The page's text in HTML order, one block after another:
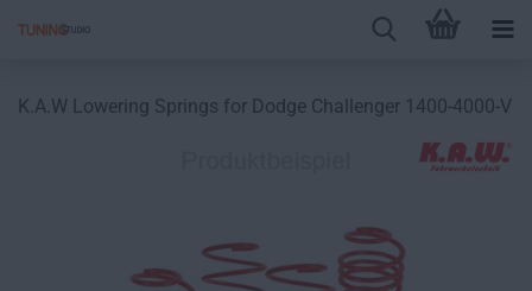
K.A.W Lowering Springs for Dodge Challenger 1400-4000-V